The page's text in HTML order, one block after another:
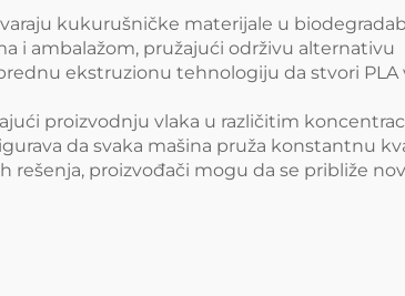
kukurušničke materijale u
i ambalažom, pružajući održivu alternativu
ekstruzionu tehnologiju da stvori PLA
proizvodnju vlaka u različitim
da svaka mašina pruža konstantnu
proizvođači mogu da se približe